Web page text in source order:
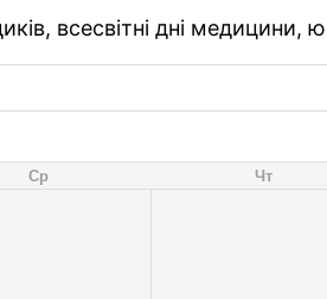
всесвітні дні медицини,
Ср Чт